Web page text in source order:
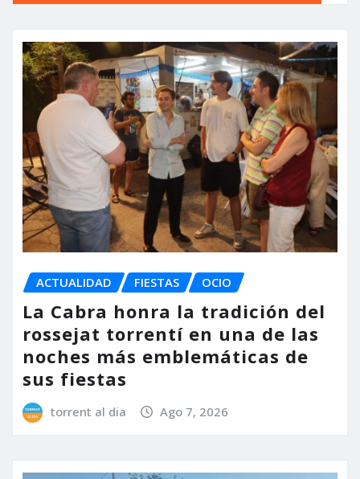
ACTUALIDAD FIESTAS OCIO
La Cabra honra la tradición del
rossejat torrentí en una de las
noches más emblemáticas de
sus fiestas
torrent al dia Ago 7, 2026